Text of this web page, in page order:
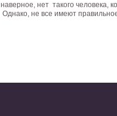
нет такого человека,
не все имеют